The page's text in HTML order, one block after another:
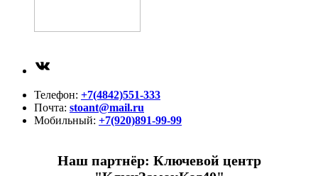
Телефон: +7(4842)551-333
Почта: stoant@mail.ru
Мобильный: +7(920)891-99-99
Наш партнёр: Ключевой центр